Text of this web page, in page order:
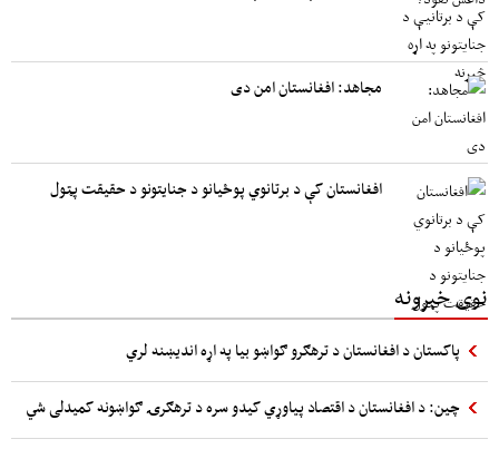
مجاهد: افغانستان امن دی
افغانستان کې د برتانوي پوځیانو د جنایتونو د حقیقت پټول
نوی خبرونه
پاکستان د افغانستان د ترهګرو ګواښو بیا په اړه اندیښنه لري
چین: د افغانستان د اقتصاد پیاوړي کیدو سره د ترهګرۍ ګواښونه کمیدلی شي